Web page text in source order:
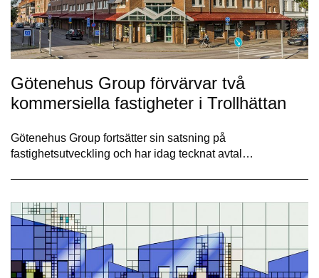
Götenehus Group förvärvar två
kommersiella fastigheter i Trollhättan
Götenehus Group fortsätter sin satsning på
fastighetsutveckling och har idag tecknat avtal…